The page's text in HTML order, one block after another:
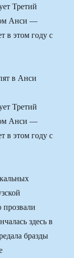
Третий
Анси —
в этом году с
в Анси
Третий
Анси —
в этом году с
здесь в
бразды